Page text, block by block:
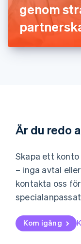
genom
Är du redo
Skapa ett
– inga avtal
kontakta oss
Kom igång
English
Liechtenstein
DeutschEnglish
Litauen
Luxemburg
Nederländerna
Norge
English
Nya Zeeland
English
English
Português English
Rumänien